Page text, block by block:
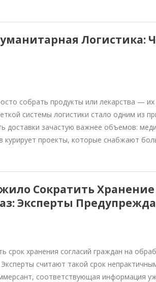
Логистика:
собрать продукты или лекарства —
системы логистики стало одним из
доставки зачастую важнее объемов:
курирует проекты, которые снабжают
Сократить
Эксперты
срок хранения согласий граждан на
считают такой срок
соответствующая информация